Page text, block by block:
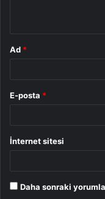
Ad *
E-posta *
İnternet sitesi
Daha sonraki